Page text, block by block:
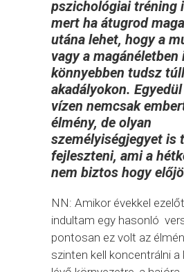
pszichológiai tréning
mert ha átugrod
utána lehet, hogy a
vagy a magánéletben
könnyebben tudsz
akadályokon.
vízen nemcsak
élmény, de olyan
személyiségjegyet is
fejleszteni, ami a
nem biztos hogy
NN: Amikor évekkel
indultam egy hasonló
pontosan ez volt az
szinten kell koncentrálni